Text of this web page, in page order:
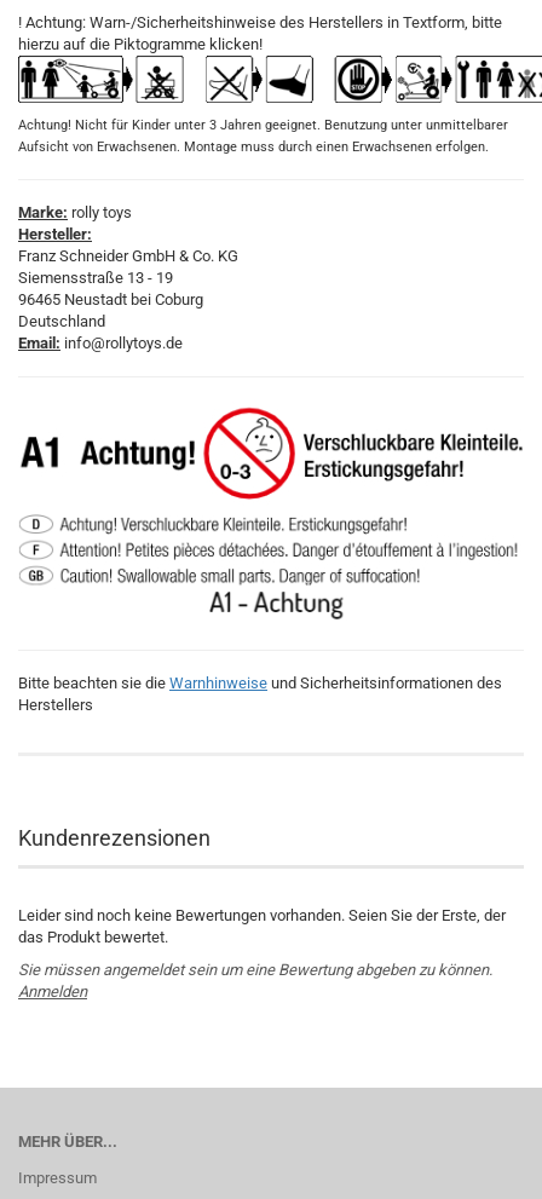
! Achtung: Warn-/Sicherheitshinweise des Herstellers in Textform, bitte
hierzu auf die Piktogramme klicken!
Achtung! Nicht für Kinder unter 3 Jahren geeignet. Benutzung unter unmittelbarer
Aufsicht von Erwachsenen. Montage muss durch einen Erwachsenen erfolgen.
Marke: rolly toys
Hersteller:
Franz Schneider GmbH & Co. KG
Siemensstraße 13 - 19
96465 Neustadt bei Coburg
Deutschland
Email: info@rollytoys.de
Bitte beachten sie die Warnhinweise und Sicherheitsinformationen des
Herstellers
Kundenrezensionen
Leider sind noch keine Bewertungen vorhanden. Seien Sie der Erste, der
das Produkt bewertet.
Sie müssen angemeldet sein um eine Bewertung abgeben zu können.
Anmelden
MEHR ÜBER...
Impressum